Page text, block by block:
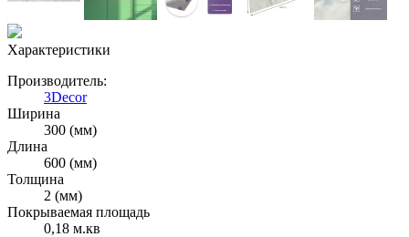
Характеристики
Производитель:
3Decor
Ширина
300 (мм)
Длина
600 (мм)
Толщина
2 (мм)
Покрываемая площадь
0,18 м.кв